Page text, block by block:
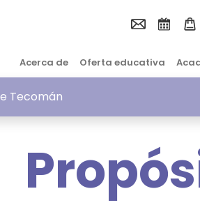
Acerca de Oferta educativa
Tecomán